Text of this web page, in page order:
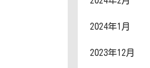
2024年1月
2023年12月